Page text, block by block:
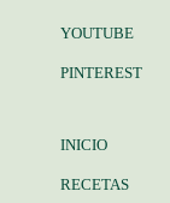
YOUTUBE
PINTEREST
INICIO
RECETAS